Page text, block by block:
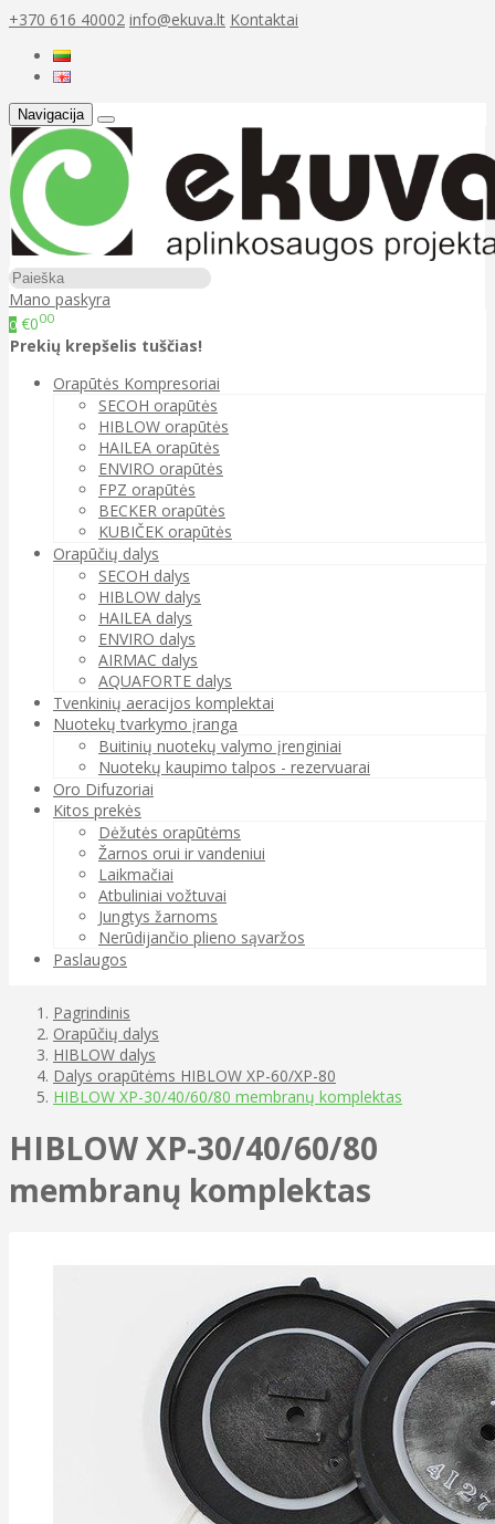
+370 616 40002 info@ekuva.lt Kontaktai
Navigacija
Mano paskyra
0 €000
Prekių krepšelis tuščias!
Orapūtės Kompresoriai
SECOH orapūtės
HIBLOW orapūtės
HAILEA orapūtės
ENVIRO orapūtės
FPZ orapūtės
BECKER orapūtės
KUBIČEK orapūtės
Orapūčių dalys
SECOH dalys
HIBLOW dalys
HAILEA dalys
ENVIRO dalys
AIRMAC dalys
AQUAFORTE dalys
Tvenkinių aeracijos komplektai
Nuotekų tvarkymo įranga
Buitinių nuotekų valymo įrenginiai
Nuotekų kaupimo talpos - rezervuarai
Oro Difuzoriai
Kitos prekės
Dėžutės orapūtėms
Žarnos orui ir vandeniui
Laikmačiai
Atbuliniai vožtuvai
Jungtys žarnoms
Nerūdijančio plieno sąvaržos
Paslaugos
Pagrindinis
Orapūčių dalys
HIBLOW dalys
Dalys orapūtėms HIBLOW XP-60/XP-80
HIBLOW XP-30/40/60/80 membranų komplektas
HIBLOW XP-30/40/60/80
membranų komplektas